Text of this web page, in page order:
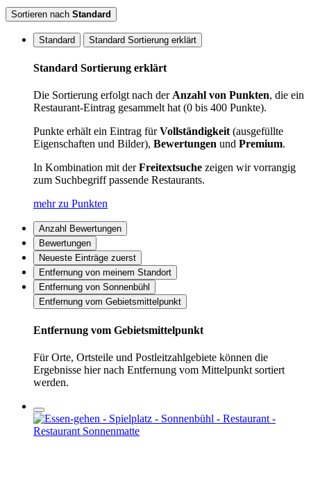
Sortieren nach Standard
Standard Standard Sortierung erklärt
Standard Sortierung erklärt
Die Sortierung erfolgt nach derAnzahl von Punkten, die ein
Restaurant-Eintrag gesammelt hat (0 bis 400 Punkte).
Punkte erhält ein Eintrag fürVollständigkeit(ausgefüllte
Eigenschaften und Bilder), Bewertungen und Premium.
In Kombination mit derFreitextsuche zeigen wir vorrangig
zum Suchbegriff passende Restaurants.
mehr zu Punkten
Anzahl Bewertungen
Bewertungen
Neueste Einträge zuerst
Entfernung von meinem Standort
Entfernung von Sonnenbühl
Entfernung vom Gebietsmittelpunkt
Entfernung vom Gebietsmittelpunkt
Für Orte, Ortsteile und Postleitzahlgebiete können die
Ergebnisse hier nach Entfernung vom Mittelpunkt sortiert
werden.